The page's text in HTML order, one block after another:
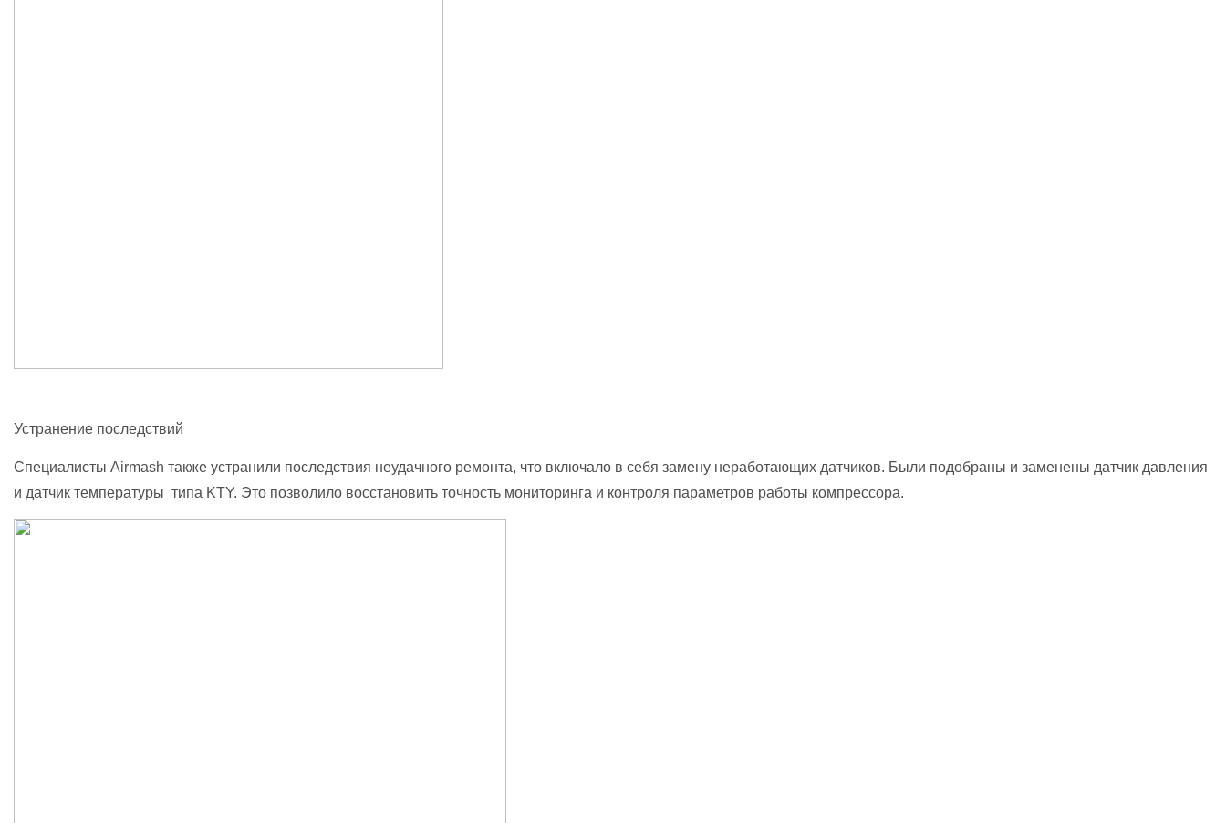
Устранение последствий
Специалисты Airmash также устранили последствия неудачного ремонта, что включало в себя замену неработающих датчиков. Были подобраны и заменены датчик давления
и датчик температуры типа KTY. Это позволило восстановить точность мониторинга и контроля параметров работы компрессора.